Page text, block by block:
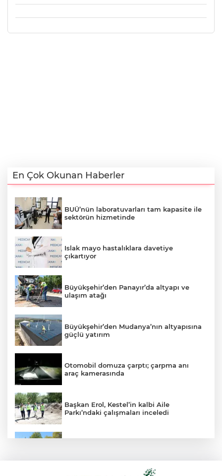
En Çok Okunan Haberler
BUÜ’nün laboratuvarları tam kapasite ile
sektörün hizmetinde
Islak mayo hastalıklara davetiye
çıkartıyor
Büyükşehir’den Panayır’da altyapı ve
ulaşım atağı
Büyükşehir’den Mudanya’nın altyapısına
güçlü yatırım
Otomobil domuza çarptı; çarpma anı
araç kamerasında
Başkan Erol, Kestel’in kalbi Aile
Parkı’ndaki çalışmaları inceledi